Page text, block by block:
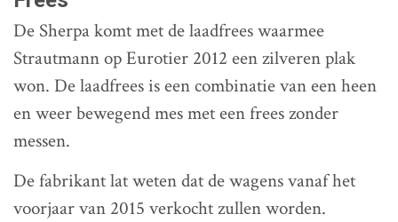
De Sherpa komt met de laadfrees waarmee
Strautmann op Eurotier 2012 een zilveren plak
won. De laadfrees is een combinatie van een heen
en weer bewegend mes met een frees zonder
messen.
De fabrikant lat weten dat de wagens vanaf het
voorjaar van 2015 verkocht zullen worden.